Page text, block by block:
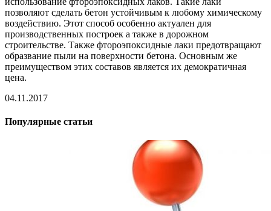
позволяют сделать бетон устойчивым к любому химическому
воздействию. Этот способ особенно актуален для
производственных построек а также в дорожном
строительстве. Также фтороэпоксидные лаки предотвращают
образвание пыли на поверхности бетона. Основным же
преимуществом этих составов является их демократичная
цена.
04.11.2017
Популярные статьи